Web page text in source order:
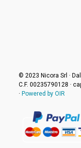
© 2023 Nicora Srl ·
C.F. 00235790128 ·
· Powered by OIR